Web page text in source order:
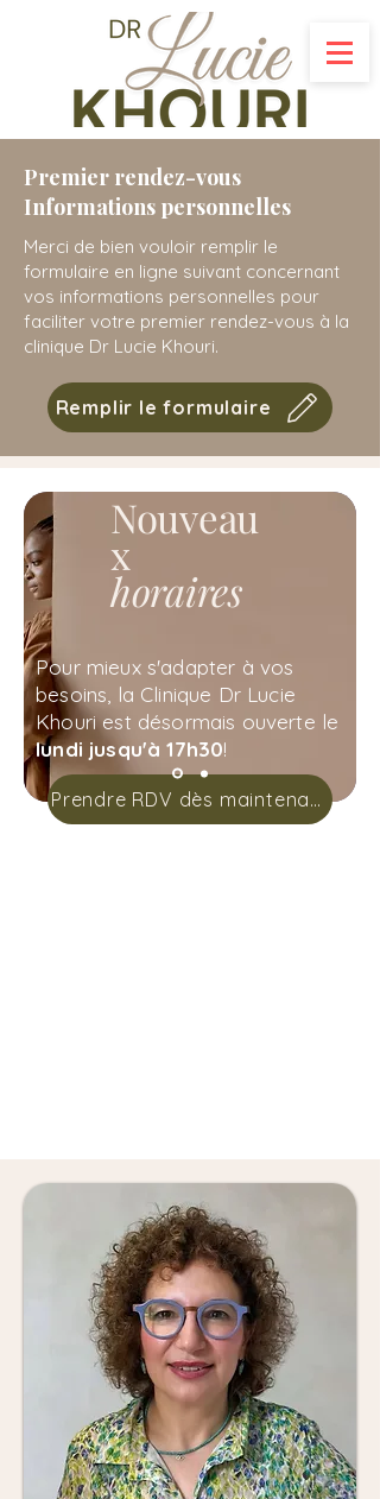
Premier rendez-vous
Informations personnelles
Merci de bien vouloir remplir le
formulaire en ligne suivant concernant
vos informations personnelles pour
faciliter votre premier rendez-vous à la
clinique Dr Lucie Khouri.
Remplir le formulaire
Nouveau
x
horaires
Pour mieux s'adapter à vos
besoins, la Clinique Dr Lucie
Khouri est désormais ouverte le
lundi jusqu'à 17h30!
Prendre RDV dès maintenant